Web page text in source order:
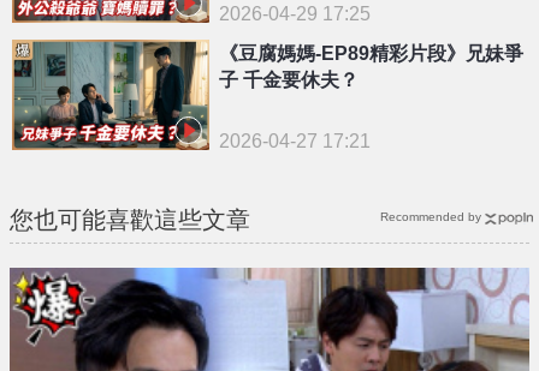
2026-04-29 17:25
《豆腐媽媽-EP89精彩片段》兄妹爭
子 千金要休夫？
2026-04-27 17:21
您也可能喜歡這些文章 Recommended by